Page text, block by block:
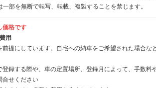
部を無断で転写、転載、複製することを禁じます。
価格です
用
提にしています。自宅への納車をご希望された場合な
録する際や、車の定置場所、登録月によって、手数料
合せください